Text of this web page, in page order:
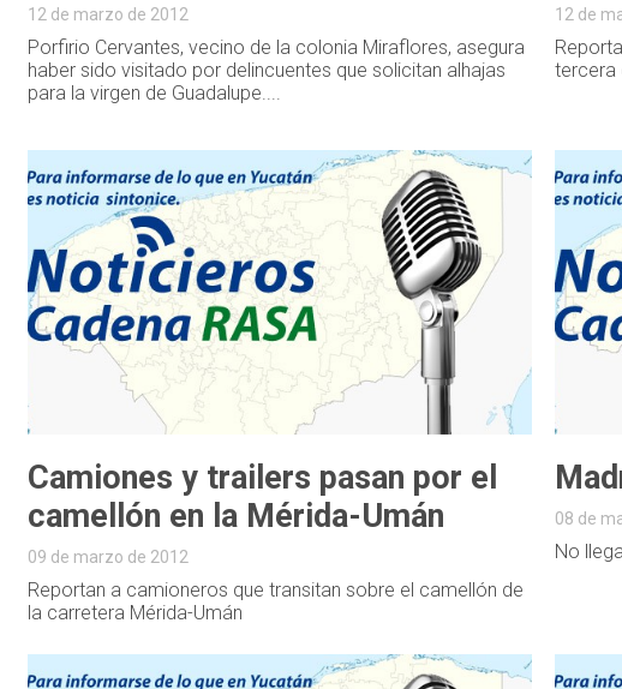
12 de marzo de 2012
Porfirio Cervantes, vecino de la colonia Miraflores, asegura
haber sido visitado por delincuentes que solicitan alhajas
para la virgen de Guadalupe....
12 de
tercera
Camiones y trailers pasan por el
camellón en la Mérida-Umán
09 de marzo de 2012
Reportan a camioneros que transitan sobre el camellón de
la carretera Mérida-Umán
08 de
No